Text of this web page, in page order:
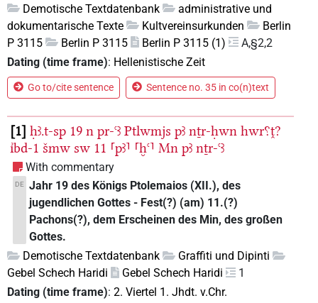
Demotische Textdatenbank
administrative und
dokumentarische Texte
Kultvereinsurkunden
Berlin
P 3115
Berlin P 3115 Berlin P 3115 (1)
A,§2,2
Dating (time frame): Hellenistische Zeit
Go to/cite sentence Sentence no. 35 in co(n)text
1 ḥꜣ.t-sp 19 n pr-ꜥꜣ Ptlwmjs pꜣ nṯr-ḥwn hwr⸮ṱ?
ı͗bd-1 šmw sw 11 ⸢pꜣ⸣ ⸢ḫꜥ⸣ Mn pꜣ nṯr-ꜥꜣ
With commentary
DE Jahr 19 des Königs Ptolemaios (XII.), des
jugendlichen Gottes - Fest(?) (am) 11.(?)
Pachons(?), dem Erscheinen des Min, des großen
Gottes.
Demotische Textdatenbank
Graffiti und Dipinti
Gebel Schech Haridi
Gebel Schech Haridi
1
Dating (time frame): 2. Viertel 1. Jhdt. v.Chr.